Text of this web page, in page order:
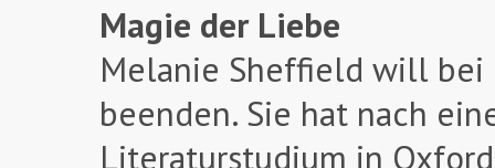
Magie der Liebe
Melanie Sheffield will bei
beenden. Sie hat nach
Literaturstudium in